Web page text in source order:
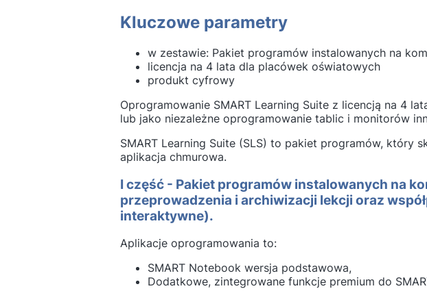
Kluczowe parametry
w zestawie: Pakiet programów instalowanych na
licencja na 4 lata dla placówek oświatowych
produkt cyfrowy
Oprogramowanie SMART Learning Suite z licencją na 4
lub jako niezależne oprogramowanie tablic i monitorów
SMART Learning Suite (SLS) to pakiet programów, który
aplikacja chmurowa.
I część - Pakiet programów instalowanych na
przeprowadzenia i archiwizacji lekcji oraz
interaktywne).
Aplikacje oprogramowania to:
SMART Notebook wersja podstawowa,
Dodatkowe, zintegrowane funkcje premium do